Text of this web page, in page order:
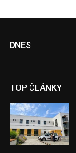
DNES
TOP ČLÁNKY